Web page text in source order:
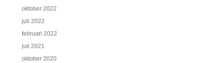
oktober 2022
juli 2022
februari 2022
juli 2021
oktober 2020